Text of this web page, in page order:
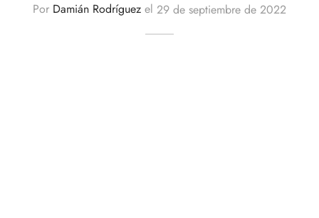
Por Damián Rodríguez el 29 de septiembre de 2022